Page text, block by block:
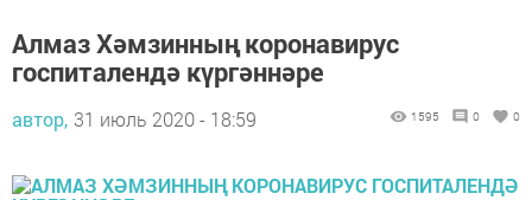
Алмаз Хәмзинның коронавирус
госпиталендә күргәннәре
автор, 31 июль 2020 - 18:59 1595 0 0